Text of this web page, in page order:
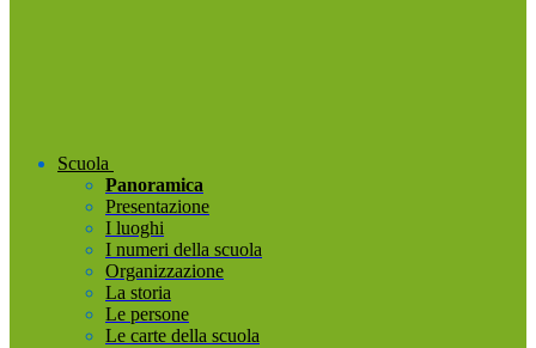
Scuola
Panoramica
Presentazione
I luoghi
I numeri della scuola
Organizzazione
La storia
Le persone
Le carte della scuola